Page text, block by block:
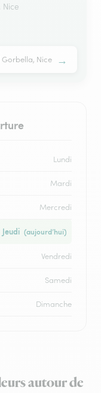
Nice
Nice →
Lundi
Mardi
Mercredi
Jeudi (aujourd’hui)
Vendredi
Samedi
Dimanche
autour de